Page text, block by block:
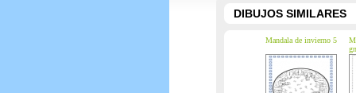
DIBUJOS SIMILARES
Mandala de invierno 5